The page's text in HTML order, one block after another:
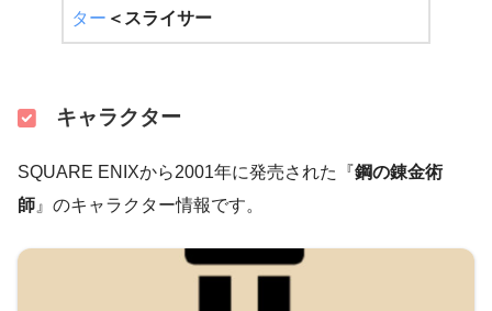
ター ＜ スライサー
キャラクター
SQUARE ENIXから2001年に発売された『鋼の錬金術
師 』のキャラクター情報です。